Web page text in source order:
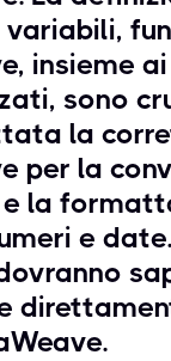
insieme
sono
la
per la
la
e